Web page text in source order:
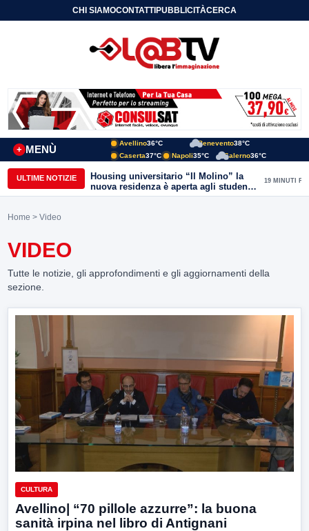
CHI SIAMOCONTATTIPUBBLICITÀCERCA
MENÙ
+
Avellino36°C Benevento38°C
Caserta37°C Napoli35°C Salerno36°C
ULTIME NOTIZIE
Housing universitario “Il Molino” la
nuova residenza è aperta agli studenti
del Conservatorio “Nicola Sala” e
19 MINUTI FA
Home > Video
VIDEO
Tutte le notizie, gli approfondimenti e gli aggiornamenti della
sezione.
CULTURA
Avellino| “70 pillole azzurre”: la buona
sanità irpina nel libro di Antignani